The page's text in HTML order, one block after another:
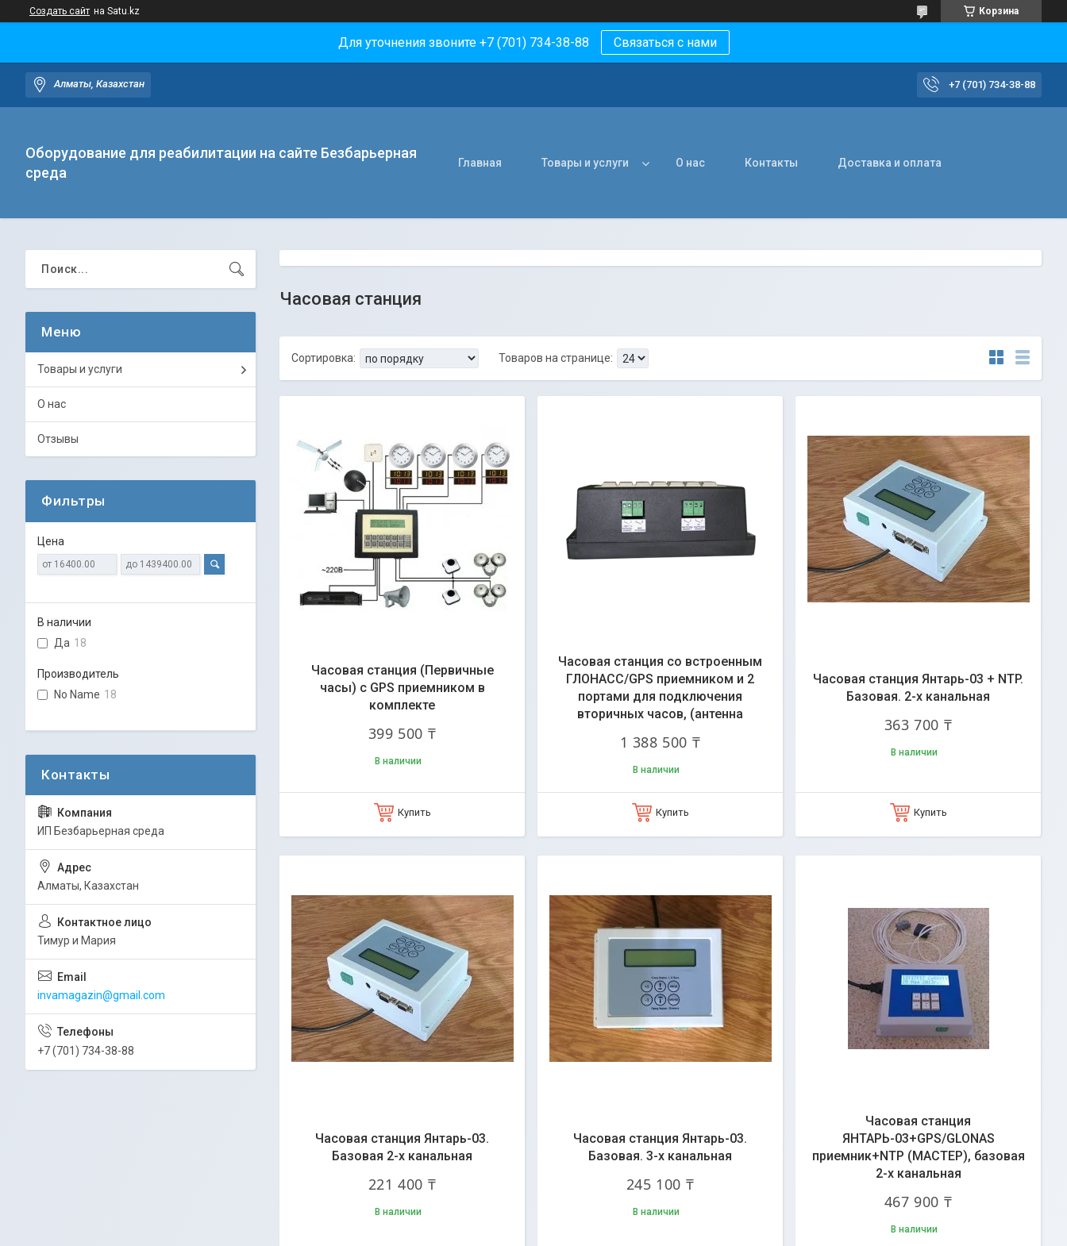
Создать сайт на Satu.kz Корзина
Для уточнения звоните +7 (701) 734-38-88 Связаться с нами
Алматы, Казахстан +7 (701) 734-38-88
Оборудование для реабилитации на сайте Безбарьерная
среда
Главная Товары и услуги О нас Контакты Доставка и оплата
Часовая станция
Часовая станция (Первичные
часы) с GPS приемником в
комплекте
399 500 ₸
В наличии
Купить
Часовая станция со встроенным
ГЛОНАСС/GPS приемником и 2
портами для подключения
вторичных часов, (антенна
1 388 500 ₸
В наличии
Купить
Часовая станция Янтарь-03 + NTP.
Базовая. 2-х канальная
363 700 ₸
В наличии
Купить
Часовая станция Янтарь-03.
Базовая 2-х канальная
221 400 ₸
В наличии
Часовая станция Янтарь-03.
Базовая. 3-х канальная
245 100 ₸
В наличии
Часовая станция
ЯНТАРЬ-03+GPS/GLONAS
приемник+NТР (МАСТЕР), базовая
2-х канальная
467 900 ₸
В наличии
Товары и услуги
О нас
Отзывы
Фильтры
Цена
В наличии
Да 18
Производитель
No Name 18
ИП Безбарьерная среда
Алматы, Казахстан
Тимур и Мария
invamagazin@gmail.com
+7 (701) 734-38-88